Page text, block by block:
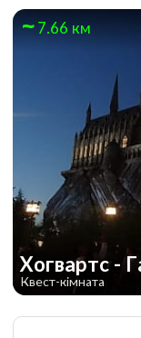
7.66 км
Хогвартс -
Квест-кімната